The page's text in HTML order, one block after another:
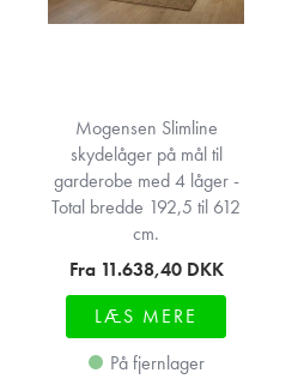
Mogensen Slimline
skydelåger på mål til
garderobe med 4 låger -
Total bredde 192,5 til 612
cm.
Fra 11.638,40 DKK
LÆS MERE
På fjernlager